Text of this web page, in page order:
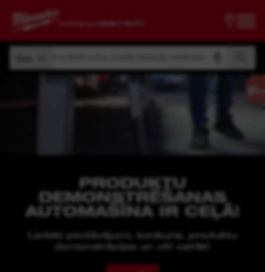
Meklēt pēc produkta numura, produkta nosaukuma, modeļa koda
PRODUKTU
DEMONSTRĒŠANAS
AUTOMAŠĪNA IR CEĻĀ!
Lieliski piedāvājumi, konkursi, produktu
demonstrācijas un vēl vairāk!